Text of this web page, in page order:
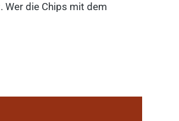
Wer die Chips mit dem